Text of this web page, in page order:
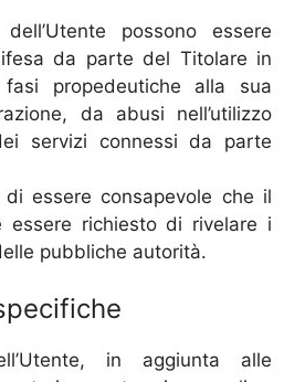
possono essere
da parte del Titolare in
propedeutiche alla sua
da abusi nell’utilizzo
servizi connessi da parte
di essere consapevole che il
essere richiesto di rivelare i
pubbliche autorità.
in aggiunta alle